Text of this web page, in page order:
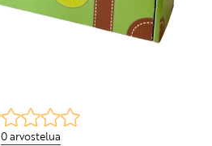
0 arvostelua